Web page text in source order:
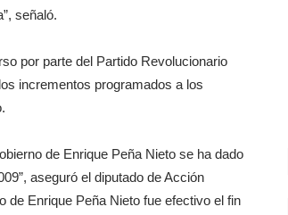
señaló.
por parte del Partido Revolucionario
incrementos programados a los
de Enrique Peña Nieto se ha dado
aseguró el diputado de Acción
de Enrique Peña Nieto fue efectivo el fin